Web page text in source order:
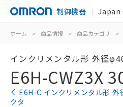
制御機器 Japan
ホーム > 商品情報 > 商品カテゴリ >
インクリメンタル形 外径
E6H-CWZ3X
E6H-C インクリメンタル形
クタ